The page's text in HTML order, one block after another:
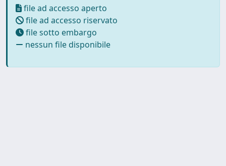
file ad accesso aperto
file ad accesso riservato
file sotto embargo
nessun file disponibile